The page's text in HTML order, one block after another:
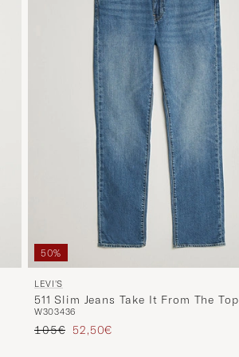
50%
LEVI'S
511 Slim Jeans Take It From The Top
W303436
Reguliere prijs
105€ Verlaagd prijs
52,50€